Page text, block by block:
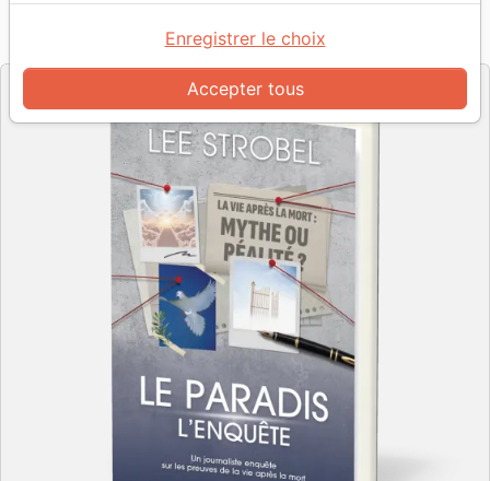
Accepter tous
Enregistrer le choix